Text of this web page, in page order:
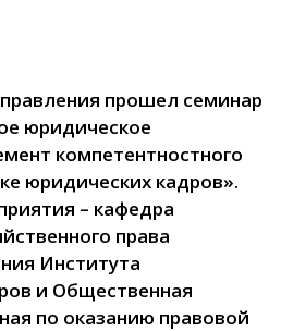
прошел семинар
юридическое
компетентностного
юридических кадров».
– кафедра
права
Института
и Общественная
по оказанию правовой